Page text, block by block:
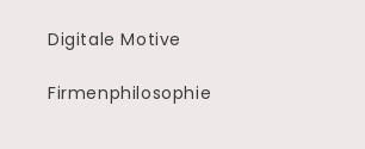
Digitale Motive
Firmenphilosophie